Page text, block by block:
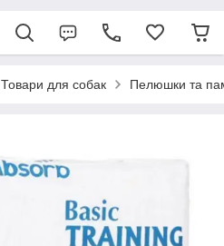
Товари для собак Пелюшки та